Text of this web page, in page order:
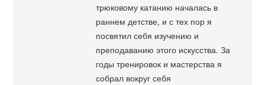
трюковому катанию началась в
раннем детстве, и с тех пор я
посвятил себя изучению и
преподаванию этого искусства. За
годы тренировок и мастерства я
собрал вокруг себя